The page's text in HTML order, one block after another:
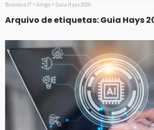
Business-IT > Artigo > Guia Hays 2026
Arquivo de etiquetas: Guia Hays